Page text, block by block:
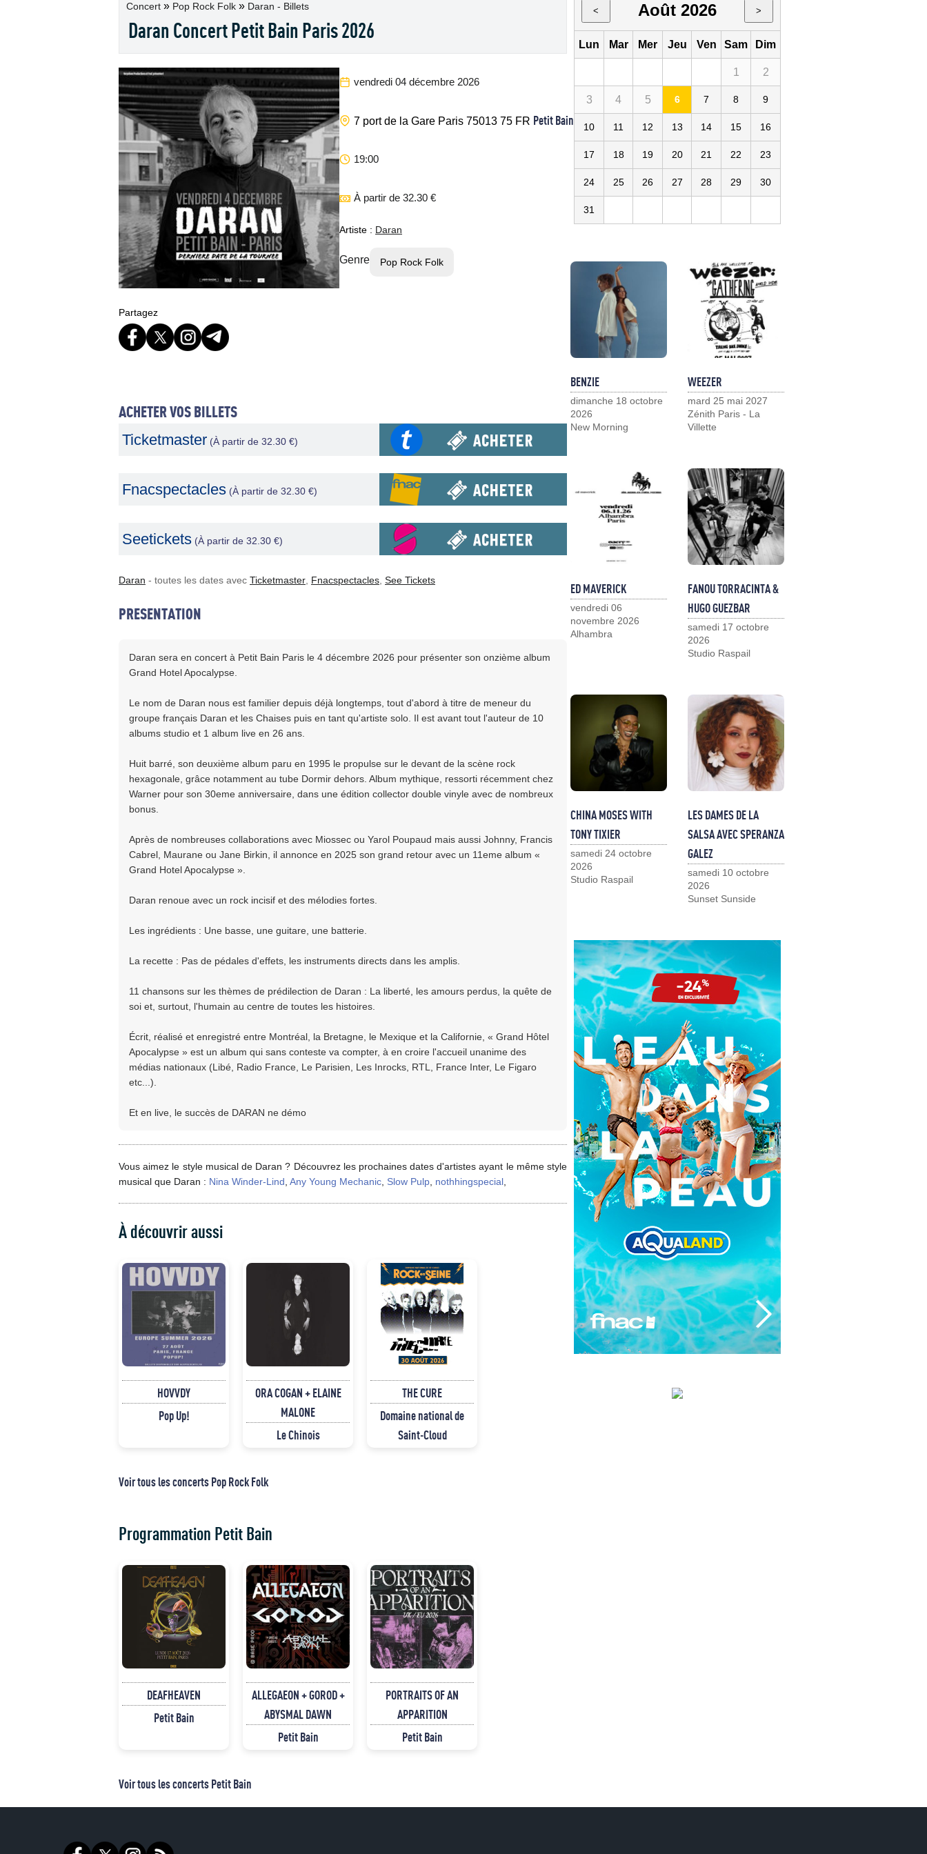
Concert » Pop Rock Folk » Daran - Billets
Daran Concert Petit Bain Paris 2026
vendredi 04 décembre 2026
7 port de la Gare Paris 75013 75 FR Petit Bain
19:00
À partir de 32.30 €
Artiste : Daran
Genre Pop Rock Folk
Partagez
ACHETER VOS BILLETS
Ticketmaster (À partir de 32.30 €)
Fnacspectacles (À partir de 32.30 €)
Seetickets (À partir de 32.30 €)
Daran - toutes les dates avec Ticketmaster Fnacspectacles See Tickets
PRESENTATION
Daran sera en concert à Petit Bain Paris le 4 décembre 2026 pour présenter son onzième album
Grand Hotel Apocalypse.
Le nom de Daran nous est familier depuis déjà longtemps, tout d'abord à titre de meneur du
groupe français Daran et les Chaises puis en tant qu'artiste solo. Il est avant tout l'auteur de 10
albums studio et 1 album live en 26 ans.
Huit barré, son deuxième album paru en 1995 le propulse sur le devant de la scène rock
hexagonale, grâce notamment au tube Dormir dehors. Album mythique, ressorti récemment chez
Warner pour son 30eme anniversaire, dans une édition collector double vinyle avec de nombreux
bonus.
Après de nombreuses collaborations avec Miossec ou Yarol Poupaud mais aussi Johnny, Francis
Cabrel, Maurane ou Jane Birkin, il annonce en 2025 son grand retour avec un 11eme album «
Grand Hotel Apocalypse ».
Daran renoue avec un rock incisif et des mélodies fortes.
Les ingrédients : Une basse, une guitare, une batterie.
La recette : Pas de pédales d'effets, les instruments directs dans les amplis.
11 chansons sur les thèmes de prédilection de Daran : La liberté, les amours perdus, la quête de
soi et, surtout, l'humain au centre de toutes les histoires.
Écrit, réalisé et enregistré entre Montréal, la Bretagne, le Mexique et la Californie, « Grand Hôtel
Apocalypse » est un album qui sans conteste va compter, à en croire l'accueil unanime des
médias nationaux (Libé, Radio France, Le Parisien, Les Inrocks, RTL, France Inter, Le Figaro
etc...).
Et en live, le succès de DARAN ne démo
Vous aimez le style musical de Daran ? Découvrez les prochaines dates d'artistes ayant le même style
musical que Daran : Nina Winder-Lind Any Young Mechanic Slow Pulp nothhingspecial
À découvrir aussi
HOVVDY
Pop Up!
ORA COGAN + ELAINE
MALONE
Le Chinois
THE CURE
Domaine national de
Saint-Cloud
Voir tous les concerts Pop Rock Folk
Programmation Petit Bain
DEAFHEAVEN
Petit Bain
ALLEGAEON + GOROD +
ABYSMAL DAWN
Petit Bain
PORTRAITS OF AN
APPARITION
Petit Bain
Voir tous les concerts Petit Bain
< Août 2026 >
Lun Mar Mer Jeu Ven Sam Dim
1 2
3 4 5 6 7 8 9
10 11 12 13 14 15 16
17 18 19 20 21 22 23
24 25 26 27 28 29 30
31
BENZIE
dimanche 18 octobre
2026
New Morning
WEEZER
mard 25 mai 2027
Zénith Paris - La
Villette
ED MAVERICK
vendredi 06
novembre 2026
Alhambra
FANOU TORRACINTA &
HUGO GUEZBAR
samedi 17 octobre
2026
Studio Raspail
CHINA MOSES WITH
TONY TIXIER
samedi 24 octobre
2026
Studio Raspail
LES DAMES DE LA
SALSA AVEC SPERANZA
GALEZ
samedi 10 octobre
2026
Sunset Sunside